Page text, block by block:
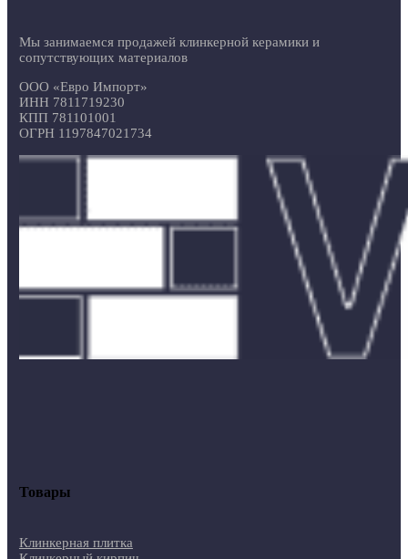
Мы занимаемся продажей клинкерной керамики и
сопутствующих материалов
ООО «Евро Импорт»
ИНН 7811719230
КПП 781101001
ОГРН 1197847021734
Товары
Клинкерная плитка